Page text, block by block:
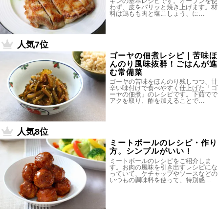
わず、皮をパリッと焼き上げます。材
料は鶏もも肉と塩こしょう、に…
人気7位
ゴーヤの佃煮レシピ｜苦味ほ
んのり風味抜群！ごはんが進
む常備菜
ゴーヤの苦味をほんのり残しつつ、甘
辛い味付けで食べやすく仕上げた「ゴ
ーヤの佃煮」のレシピです。下茹でで
アクを取り、酢を加えることで…
人気8位
ミートボールのレシピ・作り
方。シンプルがいい！
ミートボールのレシピをご紹介しま
す。お肉の風味を引き出すレシピにな
っていて、ケチャップやソースなどの
いつもの調味料を使って、特別感…